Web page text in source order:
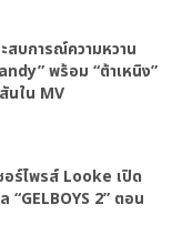
สบการณ์ความหวาน
พร้อม “ต้าเหนิง”
นใน MV
ร์ไพรส์ Looke เปิด
“GELBOYS 2” ตอน